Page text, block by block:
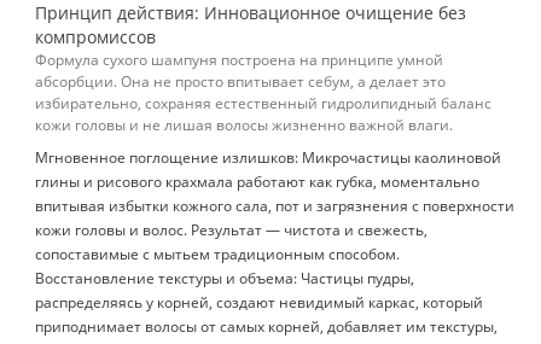
Принцип действия: Инновационное очищение без
компромиссов
Формула сухого шампуня построена на принципе умной
абсорбции. Она не просто впитывает себум, а делает это
избирательно, сохраняя естественный гидролипидный баланс
кожи головы и не лишая волосы жизненно важной влаги.
Мгновенное поглощение излишков: Микрочастицы каолиновой
глины и рисового крахмала работают как губка, моментально
впитывая избытки кожного сала, пот и загрязнения с поверхности
кожи головы и волос. Результат — чистота и свежесть,
сопоставимые с мытьем традиционным способом.
Восстановление текстуры и объема: Частицы пудры,
распределяясь у корней, создают невидимый каркас, который
приподнимает волосы от самых корней, добавляет им текстуры,